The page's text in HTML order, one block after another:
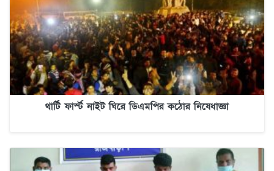
থার্টি ফার্স্ট নাইট ঘিরে ডিএমপির কঠোর নিষেধাজ্ঞা